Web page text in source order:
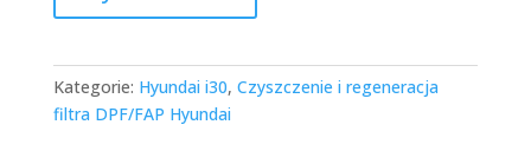
Kategorie: Hyundai i30, Czyszczenie i regeneracja
filtra DPF/FAP Hyundai